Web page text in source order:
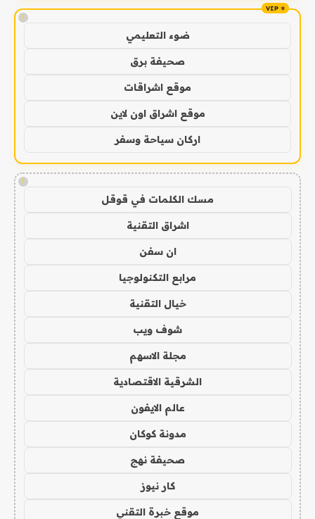
!
ضوء التعليمي
صحيفة برق
موقع اشراقات
موقع اشراق اون لاين
اركان سياحة وسفر
!
مسك الكلمات في قوقل
اشراق التقنية
ان سفن
مرابع التكنولوجيا
خيال التقنية
شوف ويب
مجلة الاسهم
الشرقية الاقتصادية
عالم الايفون
مدونة كوكان
صحيفة نهج
كار نيوز
موقع خبرة التقني